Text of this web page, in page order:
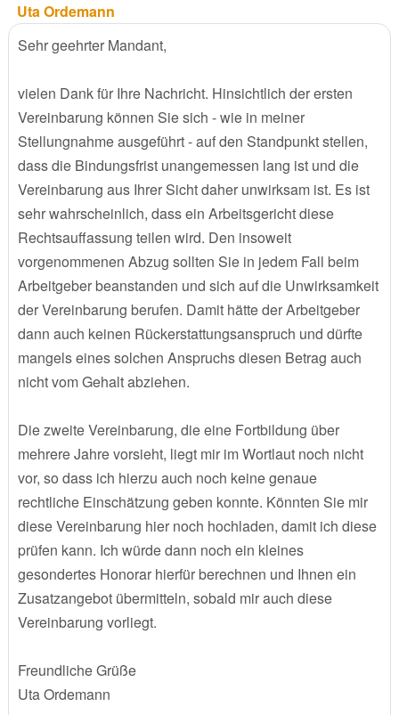
Uta Ordemann
Sehr geehrter Mandant,
vielen Dank für Ihre Nachricht. Hinsichtlich der ersten
Vereinbarung können Sie sich - wie in meiner
Stellungnahme ausgeführt - auf den Standpunkt stellen,
dass die Bindungsfrist unangemessen lang ist und die
Vereinbarung aus Ihrer Sicht daher unwirksam ist. Es ist
sehr wahrscheinlich, dass ein Arbeitsgericht diese
Rechtsauffassung teilen wird. Den insoweit
vorgenommenen Abzug sollten Sie in jedem Fall beim
Arbeitgeber beanstanden und sich auf die Unwirksamkeit
der Vereinbarung berufen. Damit hätte der Arbeitgeber
dann auch keinen Rückerstattungsanspruch und dürfte
mangels eines solchen Anspruchs diesen Betrag auch
nicht vom Gehalt abziehen.
Die zweite Vereinbarung, die eine Fortbildung über
mehrere Jahre vorsieht, liegt mir im Wortlaut noch nicht
vor, so dass ich hierzu auch noch keine genaue
rechtliche Einschätzung geben konnte. Könnten Sie mir
diese Vereinbarung hier noch hochladen, damit ich diese
prüfen kann. Ich würde dann noch ein kleines
gesondertes Honorar hierfür berechnen und Ihnen ein
Zusatzangebot übermitteln, sobald mir auch diese
Vereinbarung vorliegt.
Freundliche Grüße
Uta Ordemann